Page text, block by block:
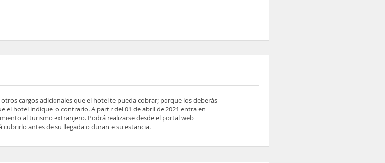
cargos adicionales que el hotel te pueda cobrar; porque los deberás
el hotel indique lo contrario. A partir del 01 de abril de 2021 entra en
al turismo extranjero. Podrá realizarse desde el portal web
antes de su llegada o durante su estancia.